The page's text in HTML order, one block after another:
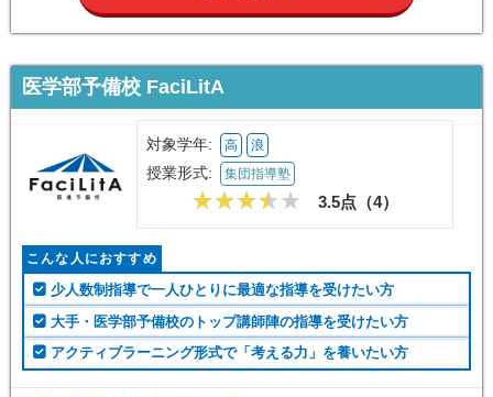
医学部予備校 FaciLitA
対象学年: 高 浪
授業形式: 集団指導塾
3.5点（4）
こんな人におすすめ
少人数制指導で一人ひとりに最適な指導を受けたい方
大手・医学部予備校のトップ講師陣の指導を受けたい方
アクティブラーニング形式で「考える力」を養いたい方